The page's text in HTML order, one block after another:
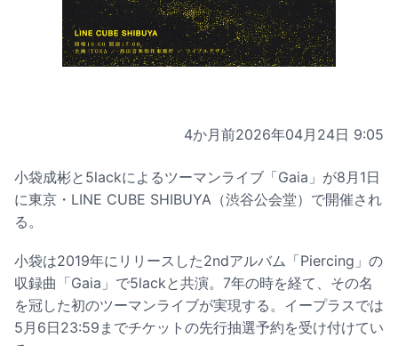
4か月前2026年04月24日 9:05
小袋成彬と5lackによるツーマンライブ「Gaia」が8月1日
に東京・LINE CUBE SHIBUYA（渋谷公会堂）で開催され
る。
小袋は2019年にリリースした2ndアルバム「Piercing」の
収録曲「Gaia」で5lackと共演。7年の時を経て、その名
を冠した初のツーマンライブが実現する。イープラスでは
5月6日23:59までチケットの先行抽選予約を受け付けてい